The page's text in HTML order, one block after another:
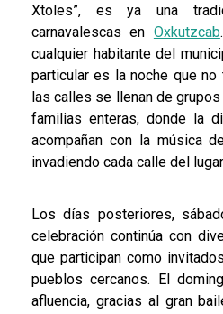
Xtoles”, es ya una
carnavalescas en Oxkutzcab
cualquier habitante del
particular es la noche que
las calles se llenan de
familias enteras, donde la
acompañan con la música
invadiendo cada calle del
Los días posteriores,
celebración continúa con
que participan como
pueblos cercanos. El
afluencia, gracias al gran